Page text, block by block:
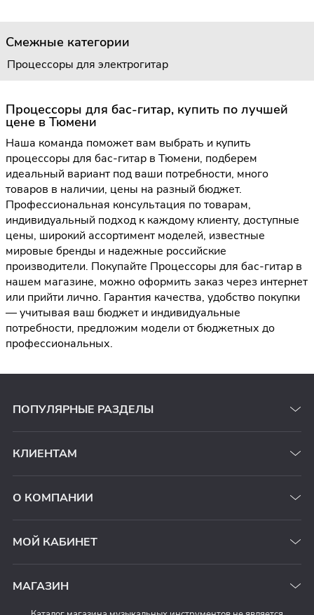
Смежные категории
Процессоры для электрогитар
Процессоры для бас-гитар, купить по лучшей
цене в Тюмени
Наша команда поможет вам выбрать и купить
процессоры для бас-гитар в Тюмени, подберем
идеальный вариант под ваши потребности, много
товаров в наличии, цены на разный бюджет.
Профессиональная консультация по товарам,
индивидуальный подход к каждому клиенту, доступные
цены, широкий ассортимент моделей, известные
мировые бренды и надежные российские
производители. Покупайте Процессоры для бас-гитар в
нашем магазине, можно оформить заказ через интернет
или прийти лично. Гарантия качества, удобство покупки
— учитывая ваш бюджет и индивидуальные
потребности, предложим модели от бюджетных до
профессиональных.
ПОПУЛЯРНЫЕ РАЗДЕЛЫ
КЛИЕНТАМ
О КОМПАНИИ
МОЙ КАБИНЕТ
МАГАЗИН